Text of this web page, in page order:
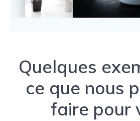
Quelques
ce que nous
faire pour